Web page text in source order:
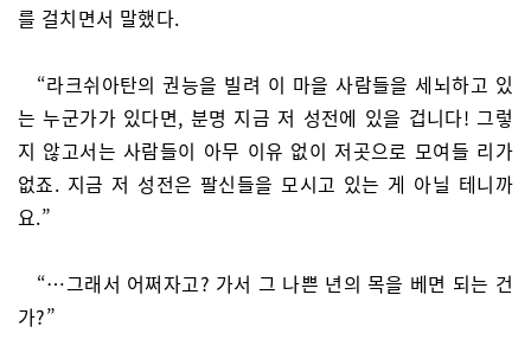
를 걸치면서 말했다.
“라크쉬아탄의 권능을 빌려 이 마을 사람들을 세뇌하고 있
는 누군가가 있다면, 분명 지금 저 성전에 있을 겁니다! 그렇
지 않고서는 사람들이 아무 이유 없이 저곳으로 모여들 리가
없죠. 지금 저 성전은 팔신들을 모시고 있는 게 아닐 테니까
요.”
“…그래서 어쩌자고? 가서 그 나쁜 년의 목을 베면 되는 건
가?”